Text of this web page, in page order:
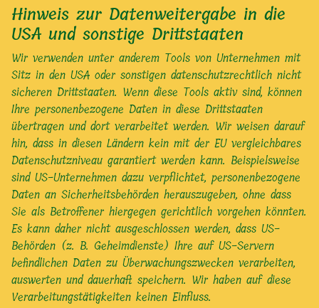
Hinweis zur Datenweitergabe in die
USA und sonstige Drittstaaten
Wir verwenden unter anderem Tools von Unternehmen mit
Sitz in den USA oder sonstigen datenschutzrechtlich nicht
sicheren Drittstaaten. Wenn diese Tools aktiv sind, können
Ihre personenbezogene Daten in diese Drittstaaten
übertragen und dort verarbeitet werden. Wir weisen darauf
hin, dass in diesen Ländern kein mit der EU vergleichbares
Datenschutzniveau garantiert werden kann. Beispielsweise
sind US-Unternehmen dazu verpflichtet, personenbezogene
Daten an Sicherheitsbehörden herauszugeben, ohne dass
Sie als Betroffener hiergegen gerichtlich vorgehen könnten.
Es kann daher nicht ausgeschlossen werden, dass US-
Behörden (z. B. Geheimdienste) Ihre auf US-Servern
befindlichen Daten zu Überwachungszwecken verarbeiten,
auswerten und dauerhaft speichern. Wir haben auf diese
Verarbeitungstätigkeiten keinen Einfluss.